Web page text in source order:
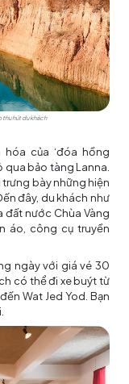
hút du khách
của ‘đóa hồng
qua bảo tàng Lanna.
trưng bày những hiện
đây, du khách như
đất nước Chùa Vàng
áo, công cụ truyền
ngày với giá vé 30
có thể đi xe buýt từ
Wat Jed Yod. Bạn